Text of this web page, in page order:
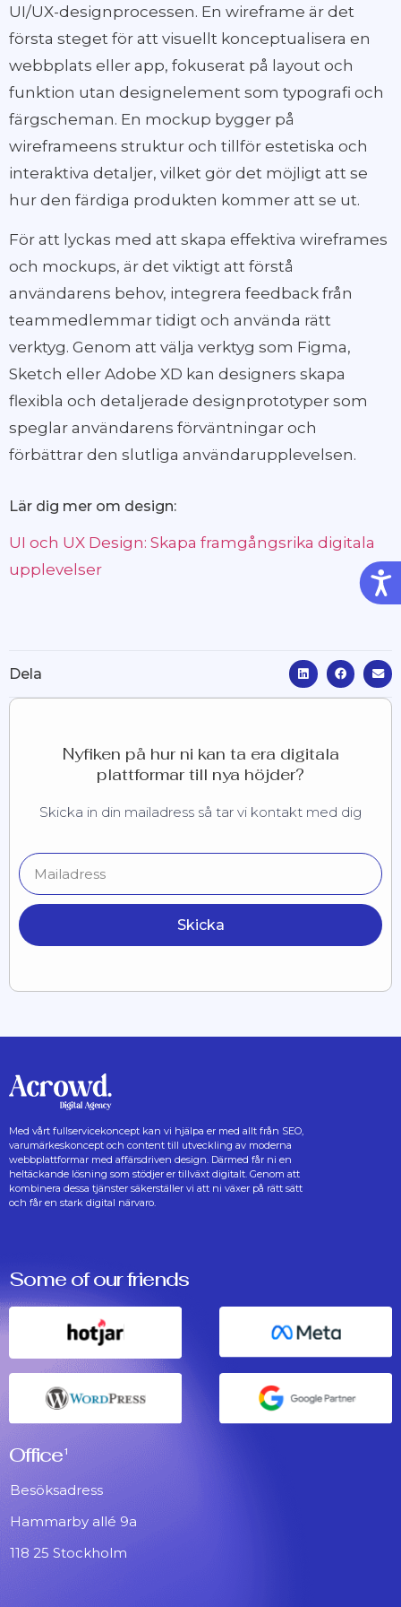
UI/UX-designprocessen. En wireframe är det
första steget för att visuellt konceptualisera en
webbplats eller app, fokuserat på layout och
funktion utan designelement som typografi och
färgscheman. En mockup bygger på
wireframeens struktur och tillför estetiska och
interaktiva detaljer, vilket gör det möjligt att se
hur den färdiga produkten kommer att se ut.
För att lyckas med att skapa effektiva wireframes
och mockups, är det viktigt att förstå
användarens behov, integrera feedback från
teammedlemmar tidigt och använda rätt
verktyg. Genom att välja verktyg som Figma,
Sketch eller Adobe XD kan designers skapa
flexibla och detaljerade designprototyper som
speglar användarens förväntningar och
förbättrar den slutliga användarupplevelsen.
Lär dig mer om design:
UI och UX Design: Skapa framgångsrika digitala
upplevelser
Dela
Nyfiken på hur ni kan ta era digitala
plattformar till nya höjder?
Skicka in din mailadress så tar vi kontakt med dig
Skicka
Med vårt fullservicekoncept kan vi hjälpa er med allt från SEO,
varumärkeskoncept och content till utveckling av moderna
webbplattformar med affärsdriven design. Därmed får ni en
heltäckande lösning som stödjer er tillväxt digitalt. Genom att
kombinera dessa tjänster säkerställer vi att ni växer på rätt sätt
och får en stark digital närvaro.
Some of our friends
Office1
Besöksadress
Hammarby allé 9a
118 25 Stockholm